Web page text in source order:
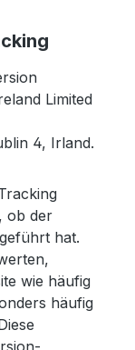
Limited
4, Irland.
ob der
hat.
wie häufig
häufig